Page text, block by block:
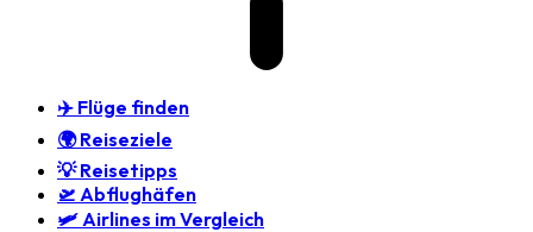
✈️ Flüge finden
🌍 Reiseziele
💡 Reisetipps
🛫 Abflughäfen
🛩️ Airlines im Vergleich